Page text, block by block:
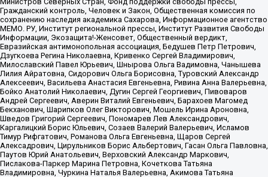
Гражданский контроль, Человек и Закон, Общественная комиссия по
сохранению наследия академика Сахарова, Информационное агентство
МЕМО. РУ, Институт региональной прессы, Институт Развития Свободы
Информации, Экозащита!-Женсовет, Общественный вердикт,
Евразийская антимонопольная ассоциация, Бедушев Петр Петрович,
Дзугкоева Регина Николаевна, Кривенко Сергей Владимирович,
Милославский Павел Юрьевич, Шнырова Ольга Вадимовна, Чанышева
Лилия Айратовна, Сидорович Ольга Борисовна, Туровский Александр
Алексеевич, Васильева Анастасия Евгеньевна, Ривина Анна Валерьевна,
Бойко Анатолий Николаевич, Дугин Сергей Георгиевич, Пивоваров
Андрей Сергеевич, Аверин Виталий Евгеньевич, Барахоев Магомед
Бекханович, Шарипков Олег Викторович, Мошель Ирина Ароновна,
Шведов Григорий Сергеевич, Пономарев Лев Александрович,
Каргалицкий Борис Юльевич, Созаев Валерий Валерьевич, Исламов
Тимур Рифгатович, Романова Ольга Евгеньевна, Щаров Сергей
Алексадрович, Цирульников Борис Альбертович, Гасан Ольга Павловна,
Паутов Юрий Анатольевич, Верховский Александр Маркович,
Пислакова-Паркер Марина Петровна, Кочеткова Татьяна
Владимировна, Чуркина Наталья Валерьевна, Акимова Татьяна